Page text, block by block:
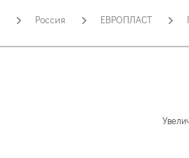
Россия ЕВРОПЛАСТ